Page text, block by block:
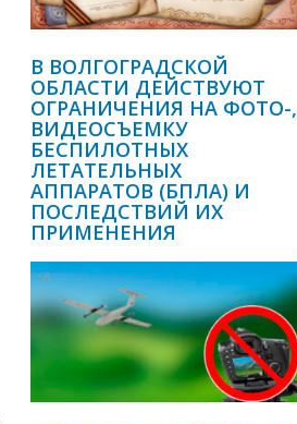
В ВОЛГОГРАДСКОЙ
ОБЛАСТИ ДЕЙСТВУЮТ
ОГРАНИЧЕНИЯ НА ФОТО-,
ВИДЕОСЪЕМКУ
БЕСПИЛОТНЫХ
ЛЕТАТЕЛЬНЫХ
АППАРАТОВ (БПЛА) И
ПОСЛЕДСТВИЙ ИХ
ПРИМЕНЕНИЯ